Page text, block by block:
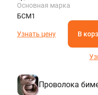
Основная марка
БСМ1
Узнать цену В
Проволока